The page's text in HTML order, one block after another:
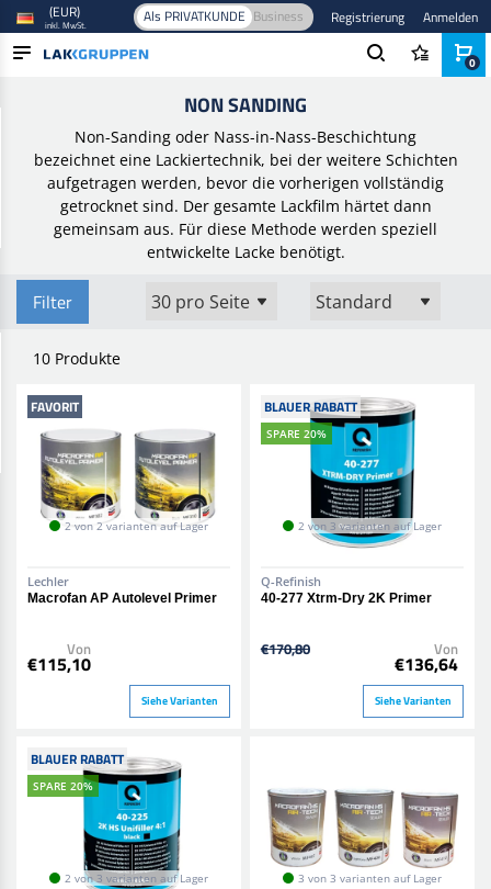
BRANCHEN
MARKEN
BLOG
NEUHEITEN
(EUR)
inkl. MwSt. Als PRIVATKUNDE Business Registrierung Anmelden
NON SANDING
Non-Sanding oder Nass-in-Nass-Beschichtung
bezeichnet eine Lackiertechnik, bei der weitere Schichten
aufgetragen werden, bevor die vorherigen vollständig
getrocknet sind. Der gesamte Lackfilm härtet dann
gemeinsam aus. Für diese Methode werden speziell
entwickelte Lacke benötigt.
Filter
10 Produkte
FAVORIT
2 von 2 varianten auf Lager
Lechler
Macrofan AP Autolevel Primer
Von
€115,10
Siehe Varianten
BLAUER RABATT
SPARE 20%
2 von 3 varianten auf Lager
Q-Refinish
40-277 Xtrm-Dry 2K Primer
€170,80 Von
€136,64
Siehe Varianten
BLAUER RABATT
SPARE 20%
2 von 3 varianten auf Lager 3 von 3 varianten auf Lager
0